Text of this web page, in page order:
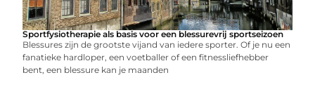
Sportfysiotherapie als basis voor een blessurevrij sportseizoen
Blessures zijn de grootste vijand van iedere sporter. Of je nu een
fanatieke hardloper, een voetballer of een fitnessliefhebber
bent, een blessure kan je maanden